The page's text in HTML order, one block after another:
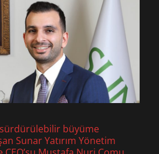
sürdürülebilir büyüme
Sunar Yatırım Yönetim